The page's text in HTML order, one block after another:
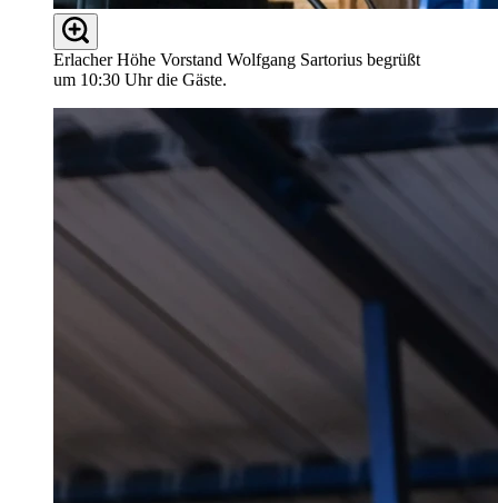
Erlacher Höhe Vorstand Wolfgang Sartorius begrüßt
um 10:30 Uhr die Gäste.